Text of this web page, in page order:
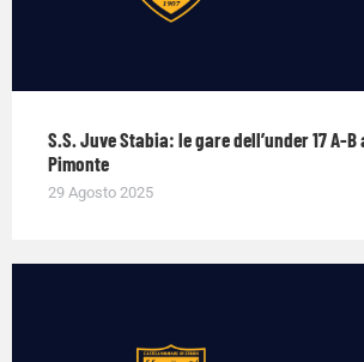
S.S. Juve Stabia: le gare dell’under 17 A-B
Pimonte
29 Agosto 2025